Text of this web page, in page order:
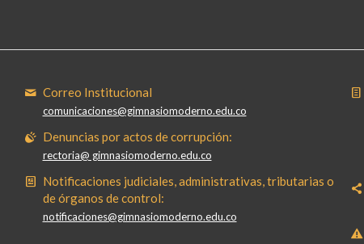
Correo Institucional
comunicaciones@gimnasiomoderno.edu.co
Denuncias por actos de corrupción:
rectoria@ gimnasiomoderno.edu.co
Notificaciones judiciales, administrativas, tributarias o
de órganos de control:
notificaciones@gimnasiomoderno.edu.co